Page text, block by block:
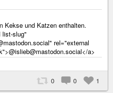
Kekse und Katzen enthalten.
list-slug"
rel="external
a>
0 0 1